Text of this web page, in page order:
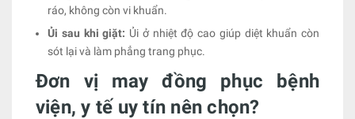
ráo, không còn vi khuẩn.
Ủi sau khi giặt: Ủi ở nhiệt độ cao giúp diệt khuẩn còn
sót lại và làm phẳng trang phục.
Đơn vị may đồng phục bệnh
viện, y tế uy tín nên chọn?